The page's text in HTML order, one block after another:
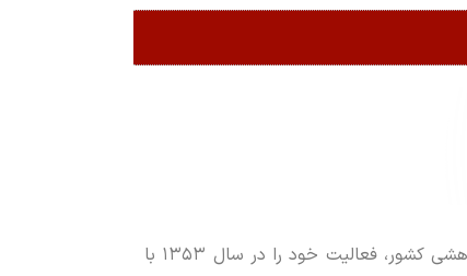
سرپرست پژوهشگاه مواد و انرژی گفت:این پژوهشگاه یکی از باسابقه‌ترین مراکز پژوهشی کشور، فعالیت خود را در سال ۱۳۵۳ با